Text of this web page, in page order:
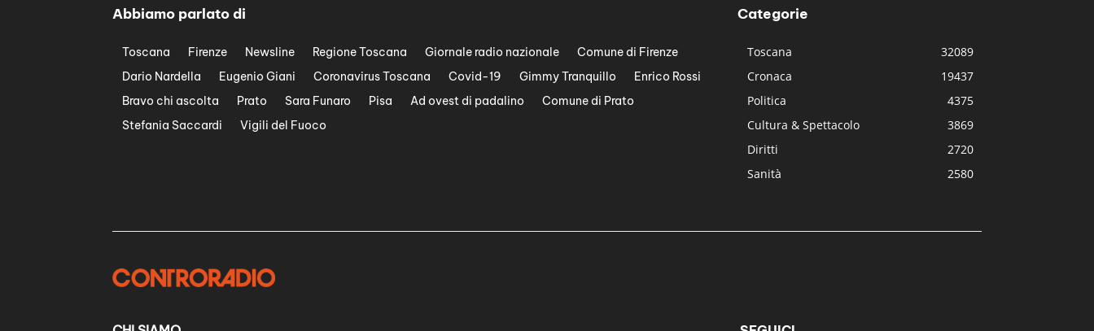
Abbiamo parlato di
Toscana Firenze Newsline Regione Toscana Giornale radio nazionale
Comune di Firenze
Dario Nardella
Eugenio Giani Coronavirus Toscana Covid-19 Gimmy Tranquillo
Enrico Rossi
Bravo chi ascolta
Prato Sara Funaro Pisa Ad ovest di padalino
Comune di Prato
Stefania Saccardi
Vigili del Fuoco
Categorie
Toscana
32089
Cronaca
19437
Politica
4375
Cultura & Spettacolo
3869
Diritti
2720
Sanità
2580